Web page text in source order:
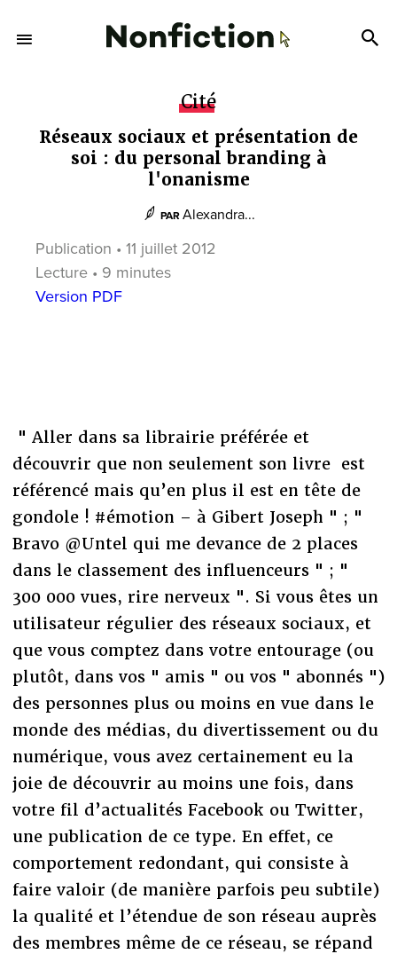
Cité
Réseaux sociaux et présentation de
soi : du personal branding à
l'onanisme
PAR Alexandra...
Publication • 11 juillet 2012
Lecture • 9 minutes
Version PDF
" Aller dans sa librairie préférée et
découvrir que non seulement son livre est
référencé mais qu’en plus il est en tête de
gondole ! #émotion – à Gibert Joseph " ; "
Bravo @Untel qui me devance de 2 places
dans le classement des influenceurs " ; "
300 000 vues, rire nerveux ". Si vous êtes un
utilisateur régulier des réseaux sociaux, et
que vous comptez dans votre entourage (ou
plutôt, dans vos " amis " ou vos " abonnés ")
des personnes plus ou moins en vue dans le
monde des médias, du divertissement ou du
numérique, vous avez certainement eu la
joie de découvrir au moins une fois, dans
votre fil d’actualités Facebook ou Twitter,
une publication de ce type. En effet, ce
comportement redondant, qui consiste à
faire valoir (de manière parfois peu subtile)
la qualité et l’étendue de son réseau auprès
des membres même de ce réseau, se répand